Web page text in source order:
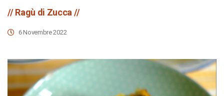
// Ragù di Zucca //
6 Novembre 2022